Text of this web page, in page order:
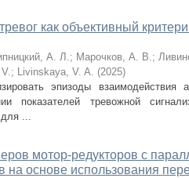
как объективный
А. Л.; Марочков, А. В.;
; Livinskaya, V. A. (2025)
эпизоды взаимодействия
показателей тревожной
для ...
мотор-редукторов с
на основе использования